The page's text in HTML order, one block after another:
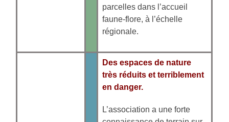
parcelles dans l’accueil
faune-flore, à l’échelle
régionale.
Des espaces de nature
très réduits et terriblement
en danger.
L’association a une forte